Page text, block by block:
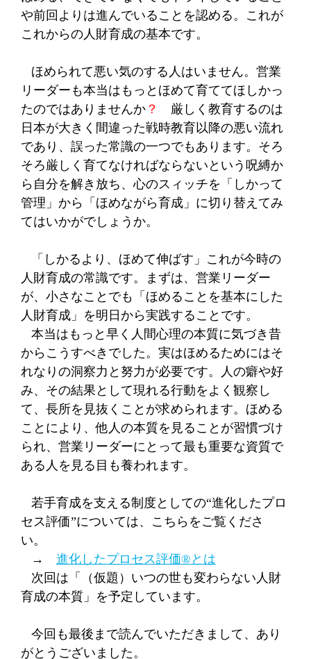
や前回よりは進んでいることを認める。これが
これからの人財育成の基本です。
ほめられて悪い気のする人はいません。営業
リーダーも本当はもっとほめて育ててほしかっ
たのではありませんか ？ 厳しく教育するのは
日本が大きく間違った戦時教育以降の悪い流れ
であり、誤った常識の一つでもあります。そろ
そろ厳しく育てなければならないという呪縛か
ら自分を解き放ち、心のスィッチを「しかって
管理」から「ほめながら育成」に切り替えてみ
てはいかがでしょうか。
「しかるより、ほめて伸ばす」これが今時の
人財育成の常識です。まずは、営業リーダー
が、小さなことでも「ほめることを基本にした
人財育成」を明日から実践することです。
本当はもっと早く人間心理の本質に気づき昔
からこうすべきでした。実はほめるためにはそ
れなりの洞察力と努力が必要です。人の癖や好
み、その結果として現れる行動をよく観察し
て、長所を見抜くことが求められます。ほめる
ことにより、他人の本質を見ることが習慣づけ
られ、営業リーダーにとって最も重要な資質で
ある人を見る目も養われます。
若手育成を支える制度としての“進化したプロ
セス評価”については、こちらをご覧くださ
い。
→ 進化したプロセス評価® とは
次回は「（仮題）いつの世も変わらない人財
育成の本質」を予定しています。
今回も最後まで読んでいただきまして、あり
がとうございました。